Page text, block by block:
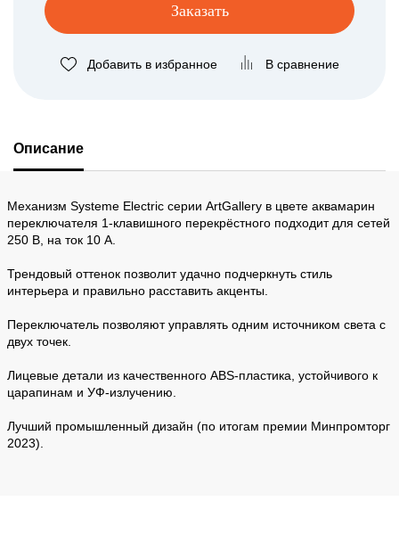
Заказать
Добавить в избранное В сравнение
Описание
Механизм Systeme Electric серии ArtGallery в цвете аквамарин
переключателя 1-клавишного перекрёстного подходит для сетей
250 В, на ток 10 А.
Трендовый оттенок позволит удачно подчеркнуть стиль
интерьера и правильно расставить акценты.
Переключатель позволяют управлять одним источником света с
двух точек.
Лицевые детали из качественного ABS-пластика, устойчивого к
царапинам и УФ-излучению.
Лучший промышленный дизайн (по итогам премии Минпромторг
2023).